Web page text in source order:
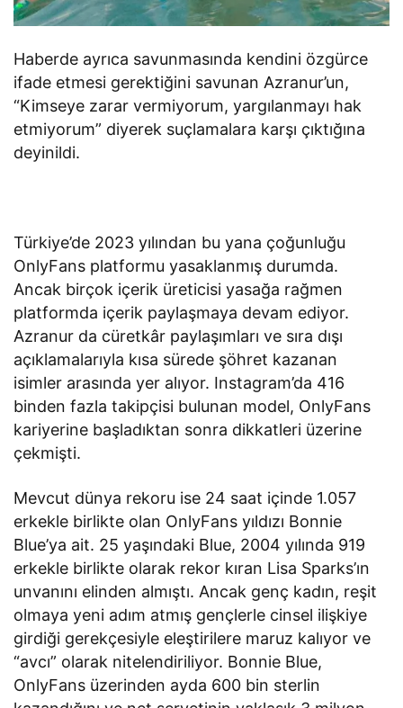
Haberde ayrıca savunmasında kendini özgürce
ifade etmesi gerektiğini savunan Azranur’un,
“Kimseye zarar vermiyorum, yargılanmayı hak
etmiyorum” diyerek suçlamalara karşı çıktığına
deyinildi.
Türkiye’de 2023 yılından bu yana çoğunluğu
OnlyFans platformu yasaklanmış durumda.
Ancak birçok içerik üreticisi yasağa rağmen
platformda içerik paylaşmaya devam ediyor.
Azranur da cüretkâr paylaşımları ve sıra dışı
açıklamalarıyla kısa sürede şöhret kazanan
isimler arasında yer alıyor. Instagram’da 416
binden fazla takipçisi bulunan model, OnlyFans
kariyerine başladıktan sonra dikkatleri üzerine
çekmişti.
Mevcut dünya rekoru ise 24 saat içinde 1.057
erkekle birlikte olan OnlyFans yıldızı Bonnie
Blue’ya ait. 25 yaşındaki Blue, 2004 yılında 919
erkekle birlikte olarak rekor kıran Lisa Sparks’ın
unvanını elinden almıştı. Ancak genç kadın, reşit
olmaya yeni adım atmış gençlerle cinsel ilişkiye
girdiği gerekçesiyle eleştirilere maruz kalıyor ve
“avcı” olarak nitelendiriliyor. Bonnie Blue,
OnlyFans üzerinden ayda 600 bin sterlin